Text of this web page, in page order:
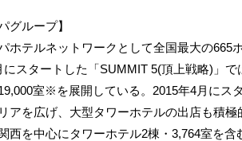
グループ】
ホテルネットワークとして全国最大の665
にスタートした「SUMMIT 5(頂上戦略)」
室※を展開している。2015年4月に
アを広げ、大型タワーホテルの出店も積
西を中心にタワーホテル2棟・3,764室を